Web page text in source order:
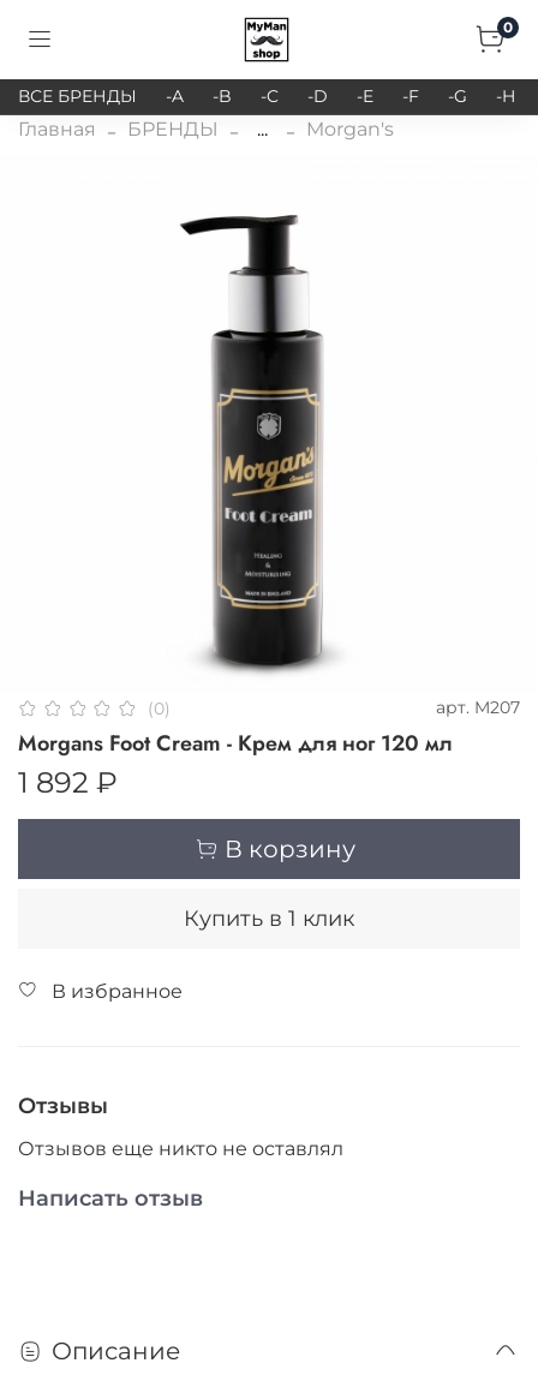
0
ВСЕ БРЕНДЫ -A -B -C -D -E -F -G -H
Главная БРЕНДЫ ... Morgan's
(0) арт. M207
Morgans Foot Cream - Крем для ног 120 мл
1 892 ₽
В корзину
Купить в 1 клик
В избранное
Отзывы
Отзывов еще никто не оставлял
Написать отзыв
Описание